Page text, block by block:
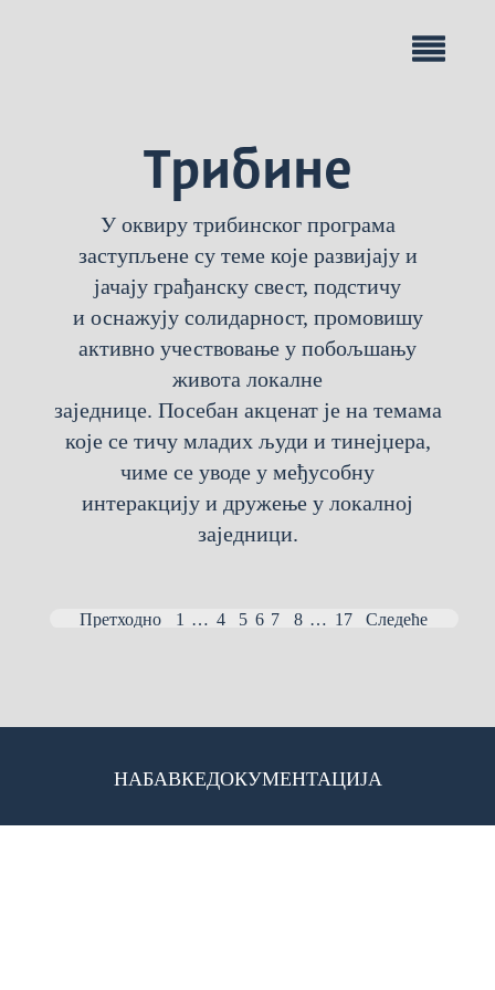
Трибине
У оквиру трибинског програма
заступљене су теме које развијају и
јачају грађанску свест, подстичу
и оснажују солидарност, промовишу
активно учествовање у побољшању
живота локалне
заједнице. Посебан акценат је на темама
које се тичу младих људи и тинејџера,
чиме се уводе у међусобну
интеракцију и дружење у локалној
заједници.
Претходно 1 … 4 5 6 7 8 … 17 Следеће
НАБАВКЕДОКУМЕНТАЦИЈА